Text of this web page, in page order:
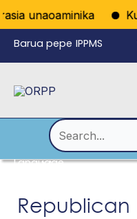
unaoaminika
Skip
to
content
Barua pepe IPPMS
Language
Menu
Toggle
Search
for:
Republican